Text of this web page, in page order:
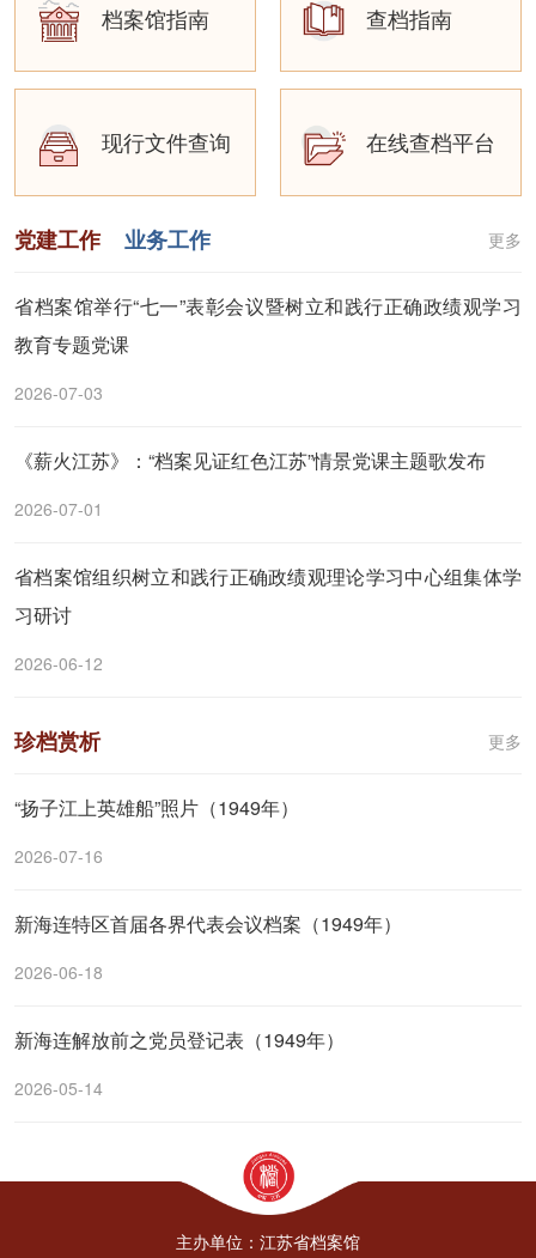
档案馆指南 查档指南
现行文件查询 在线查档平台
党建工作 业务工作 更多
省档案馆举行“七一”表彰会议暨树立和践行正确政绩观学习
教育专题党课
2026-07-03
《薪火江苏》：“档案见证红色江苏”情景党课主题歌发布
2026-07-01
省档案馆组织树立和践行正确政绩观理论学习中心组集体学
习研讨
2026-06-12
珍档赏析 更多
“扬子江上英雄船”照片（1949年）
2026-07-16
新海连特区首届各界代表会议档案（1949年）
2026-06-18
新海连解放前之党员登记表（1949年）
2026-05-14
主办单位：江苏省档案馆